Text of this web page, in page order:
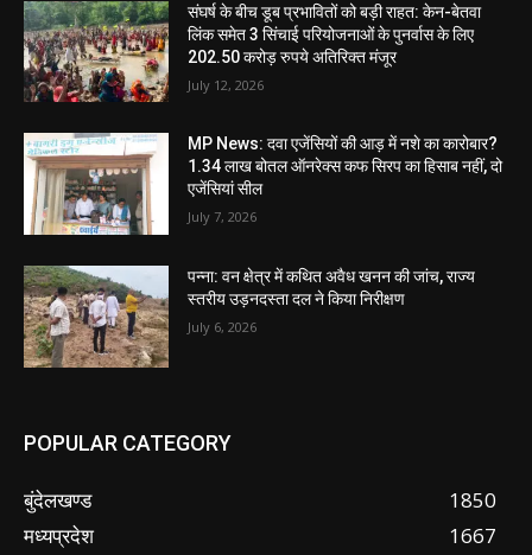
संघर्ष के बीच डूब प्रभावितों को बड़ी राहत: केन-बेतवा
लिंक समेत 3 सिंचाई परियोजनाओं के पुनर्वास के लिए
202.50 करोड़ रुपये अतिरिक्त मंजूर
July 12, 2026
MP News: दवा एजेंसियों की आड़ में नशे का कारोबार?
1.34 लाख बोतल ऑनरेक्स कफ सिरप का हिसाब नहीं, दो
एजेंसियां सील
July 7, 2026
पन्ना: वन क्षेत्र में कथित अवैध खनन की जांच, राज्य
स्तरीय उड़नदस्ता दल ने किया निरीक्षण
July 6, 2026
POPULAR CATEGORY
बुंदेलखण्ड
1850
मध्यप्रदेश
1667